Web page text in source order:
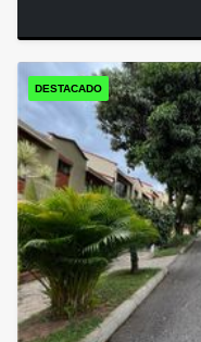
DESTACADO